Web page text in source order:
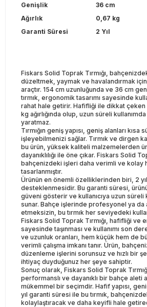
Genişlik
36 cm
Ağırlık
0,67 kg
Garanti Süresi
2 Yıl
Fiskars Solid Toprak Tırmığı,
düzeltmek, yaymak ve havalandırmak
araçtır. 154 cm uzunluğunda ve 36 cm
tırmık, ergonomik tasarımı sayesinde
rahat hale getirir. Hafifliği ile dikkat
kg ağırlığında olup, uzun süreli
yaratmaz.
Tırmığın geniş yapısı, geniş alanları kısa
işleyebilmenizi sağlar. Tırmık ve dirgen
bu ürün, yüksek kaliteli malzemelerden
dayanıklılığı ile öne çıkar. Fiskars Solid
bahçenizdeki işleri daha verimli ve kolay
tasarlanmıştır.
Ürünün en önemli özelliklerinden biri, 2
desteklenmesidir. Bu garanti süresi,
güveni gösterir ve kullanıcıya uzun süreli
sunar. Bahçe işlerinde profesyonel ya da
etmeksizin, bu tırmık her seviyedeki
Fiskars Solid Toprak Tırmığı, hafifliği ve
sayesinde taşınması ve kullanımı son
ve uzunluk oranları, hem küçük hem de
verimli çalışma imkanı tanır. Ürün,
düzenleme işlerini sorunsuz ve hızlı bir
ihtiyaç duyduğunuz her şeye sahiptir.
Sonuç olarak, Fiskars Solid Toprak
performanslı ve dayanıklı bir bahçe aleti
mükemmel bir seçimdir. Hafif yapısı,
yıl garanti süresi ile bu tırmık,
kolaylaştıracak ve daha keyifli hale